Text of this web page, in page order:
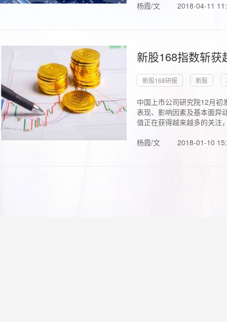
杨霞/文
2018-04-11
新股168指数斩
新股168研报 新股
中国上市公司研究院12月初
表现、影响因素及基本面异
值正在获得越来越多的关注
杨霞/文
2018-01-10